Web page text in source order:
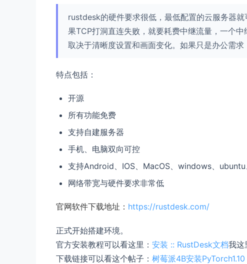
rustdesk的硬件要求很低，最低配置的云服务器
果TCP打洞直连失败，就要耗费中继流量，一个
取决于清晰度设置和画面变化。如果只是办公需求
特点包括：
开源
所有功能免费
支持自建服务器
手机、电脑双向可控
支持Android、IOS、MacOS、windows、ubuntu
网络带宽与硬件要求非常低
官网软件下载地址： https://rustdesk.com/
正式开始搭建环境。
官方安装教程可以看这里： 安装 :: RustDesk文档我这
下载链接可以看这个帖子： 树莓派4B安装PyTorch1.10